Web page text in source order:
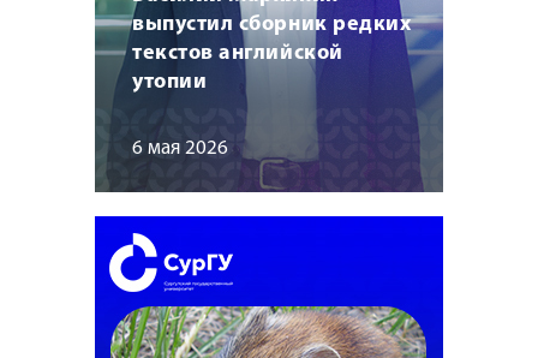
выпустил сборник редких
текстов английской
утопии
6 мая 2026